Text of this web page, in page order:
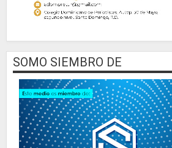
SOMO SIEMBRO DE